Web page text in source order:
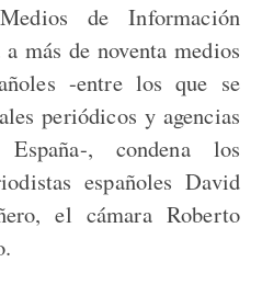
de Información
más de noventa medios
-entre los que se
periódicos y agencias
, condena los
españoles David
el cámara Roberto